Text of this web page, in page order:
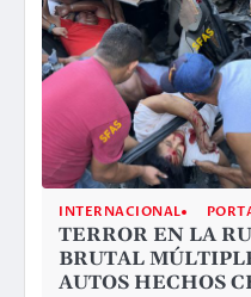
INTERNACIONAL
TERROR EN LA
BRUTAL
AUTOS HECHOS